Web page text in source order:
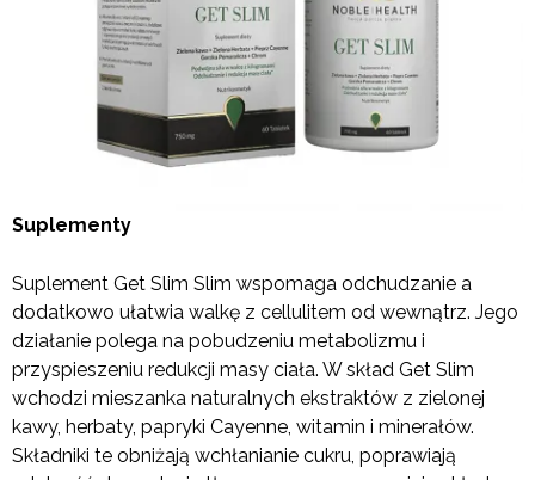
Suplementy
Suplement Get Slim Slim wspomaga odchudzanie a
dodatkowo ułatwia walkę z cellulitem od wewnątrz. Jego
działanie polega na pobudzeniu metabolizmu i
przyspieszeniu redukcji masy ciała. W skład Get Slim
wchodzi mieszanka naturalnych ekstraktów z zielonej
kawy, herbaty, papryki Cayenne, witamin i minerałów.
Składniki te obniżają wchłanianie cukru, poprawiają